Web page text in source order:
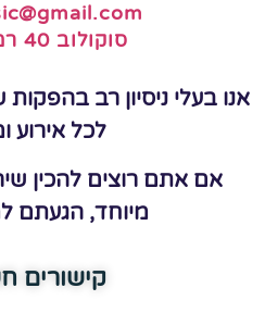
סוקולוב 40 רמת השרון
אנו בעלי ניסיון רב
לכל אירוע
אם אתם רוצים להכין
מיוחד, הגעתם
קישורים